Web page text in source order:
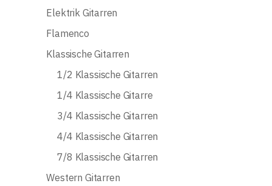
Elektrik Gitarren
Flamenco
Klassische Gitarren
1/2 Klassische Gitarren
1/4 Klassische Gitarre
3/4 Klassische Gitarren
4/4 Klassische Gitarren
7/8 Klassische Gitarren
Western Gitarren